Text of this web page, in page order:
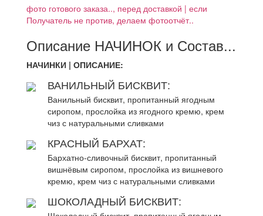
фото готового заказа.., перед доставкой | если
Получатель не против, делаем фотоотчёт..
Описание НАЧИНОК и Состав...
НАЧИНКИ | ОПИСАНИЕ:
ВАНИЛЬНЫЙ БИСКВИТ:
Ванильный бисквит, пропитанный ягодным
сиропом, прослойка из ягодного кремю, крем
чиз с натуральными сливками
КРАСНЫЙ БАРХАТ:
Бархатно-сливочный бисквит, пропитанный
вишнёвым сиропом, прослойка из вишневого
кремю, крем чиз с натуральными сливками
ШОКОЛАДНЫЙ БИСКВИТ: